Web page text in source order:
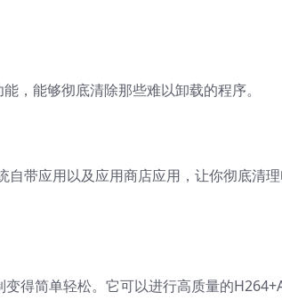
，能够彻底清除那些难以卸载的程序。
带应用以及应用商店应用，让你彻底清
得简单轻松。它可以进行高质量的